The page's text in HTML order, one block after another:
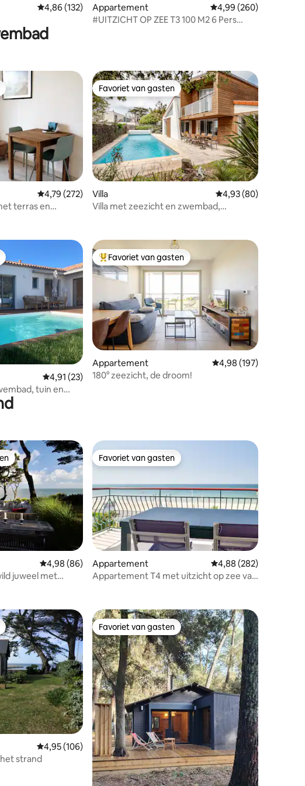
5, 133 recensies
Gemiddelde beoordeling van 4,86 uit 5, 132 recensies
4,86 (132)
Appartement Gemiddelde
4,99 (260)
#UITZICHT OP ZEE T3 100 M2 6 Pers
5, 142 recensies
Gemiddelde beoordeling van 4,79 uit 5, 272 recensies
4,79 (272)
terras en
Favoriet van gasten
Favoriet van gasten
Villa Gemiddelde
4,93 (80)
Villa met zeezicht en zwembad,
5, 53 recensies
Gemiddelde beoordeling van 4,91 uit 5, 23 recensies
4,91 (23)
tuin en
Topfavoriet van gasten
Favoriet van gasten
Appartement Gemiddelde
4,98 (197)
180° zeezicht, de droom!
5, 201 recensies
Gemiddelde beoordeling van 4,98 uit 5, 86 recensies
4,98 (86)
juweel met
Favoriet van gasten
Favoriet van gasten
Appartement Gemiddelde
4,88 (282)
Appartement T4 met uitzicht op zee van
Gemiddelde beoordeling van 4,95 uit 5, 106 recensies
4,95 (106)
strand
Favoriet van gasten
Favoriet van gasten